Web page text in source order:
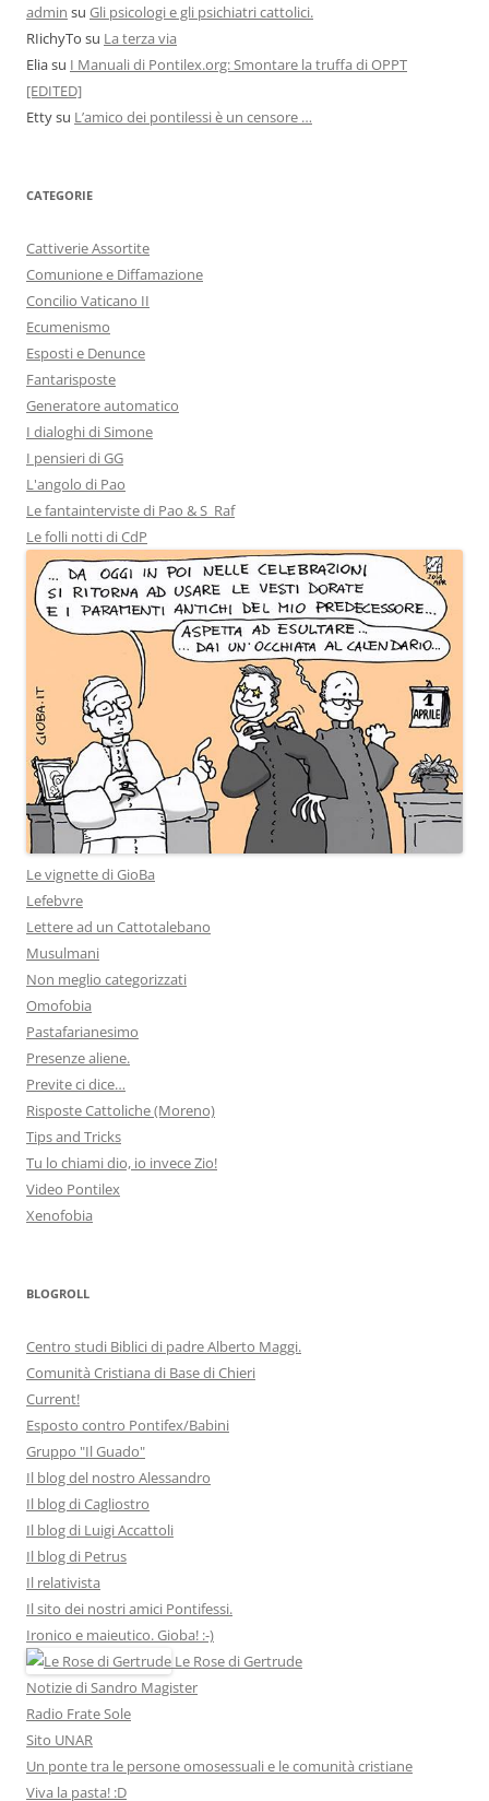
admin su Gli psicologi e gli psichiatri cattolici.
RIichyTo su La terza via
Eliasu I Manuali di Pontilex.org: Smontare la truffa di OPPT
[EDITED]
Ettysu L’amico dei pontilessi è un censore …
CATEGORIE
Cattiverie Assortite
Comunione e Diffamazione
Concilio Vaticano II
Ecumenismo
Esposti e Denunce
Fantarisposte
Generatore automatico
I dialoghi di Simone
I pensieri di GG
L'angolo di Pao
Le fantainterviste di Pao & S_Raf
Le folli notti di CdP
Le vignette di GioBa
Lefebvre
Lettere ad un Cattotalebano
Musulmani
Non meglio categorizzati
Omofobia
Pastafarianesimo
Presenze aliene.
Previte ci dice…
Risposte Cattoliche (Moreno)
Tips and Tricks
Tu lo chiami dio, io invece Zio!
Video Pontilex
Xenofobia
BLOGROLL
Centro studi Biblici di padre Alberto Maggi.
Comunità Cristiana di Base di Chieri
Current!
Esposto contro Pontifex/Babini
Gruppo "Il Guado"
Il blog del nostro Alessandro
Il blog di Cagliostro
Il blog di Luigi Accattoli
Il blog di Petrus
Il relativista
Il sito dei nostri amici Pontifessi.
Ironico e maieutico. Gioba! :-)
Le Rose di Gertrude
Notizie di Sandro Magister
Radio Frate Sole
Sito UNAR
Un ponte tra le persone omosessuali e le comunità cristiane
Viva la pasta! :D